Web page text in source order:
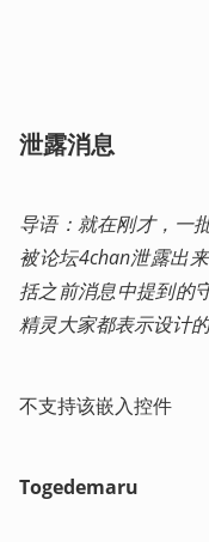
泄露消息
导语：就在刚才，一
被论坛4chan泄露出
括之前消息中提到的
精灵大家都表示设计
不支持该嵌入控件
Togedemaru